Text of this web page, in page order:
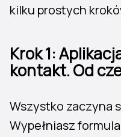
kilku prostych
Krok 1:
kontakt. Od
Wszystko zaczyna
Wypełniasz